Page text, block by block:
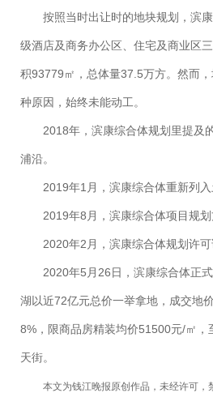
按照当时出让时的地块规划，滨
级酒店及商务办公区、住宅及商业区
积93779㎡，总体量37.5万方。然而
种原因，始终未能动工。
2018年，滨康综合体规划里提及
浦沿。
2019年1月，滨康综合体重新列入
2019年8月，滨康综合体项目规划
2020年2月，滨康综合体规划许可
2020年5月26日，滨康综合体正
湖以近72亿元总价一举拿地，成交地
8%，限商品房精装均价51500元/㎡，
天街。
本文为钱江晚报原创作品，未经许可，